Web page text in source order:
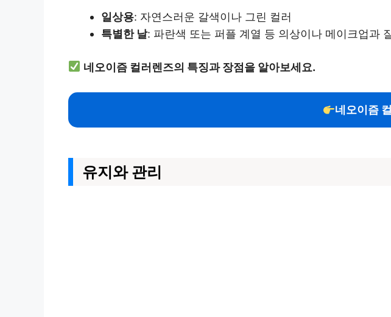
일상용: 자연스러운 갈색이나 그린 컬러
특별한 날: 파란색 또는 퍼플 계열 등 의상이나 메이크업과
네오이즘 컬러렌즈의 특징과 장점을 알아보세요.
네오이즘
유지와 관리